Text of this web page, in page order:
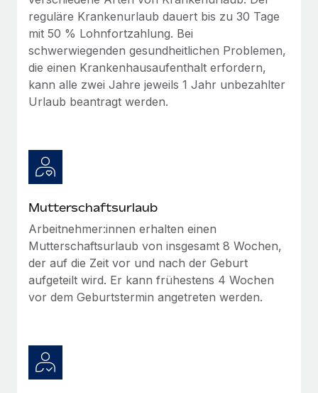
Mehr erfahren
reguläre Krankenurlaub dauert bis zu 30 Tage
mit 50 % Lohnfortzahlung. Bei
schwerwiegenden gesundheitlichen Problemen,
die einen Krankenhausaufenthalt erfordern,
kann alle zwei Jahre jeweils 1 Jahr unbezahlter
Urlaub beantragt werden.
Mutterschaftsurlaub
Arbeitnehmer:innen erhalten einen
Mutterschaftsurlaub von insgesamt 8 Wochen,
der auf die Zeit vor und nach der Geburt
aufgeteilt wird. Er kann frühestens 4 Wochen
vor dem Geburtstermin angetreten werden.